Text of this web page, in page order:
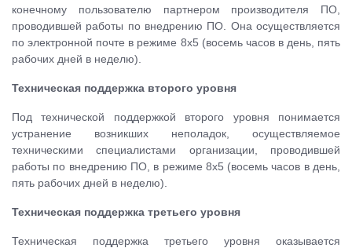
конечному пользователю партнером производителя ПО,
проводившей работы по внедрению ПО. Она осуществляется
по электронной почте в режиме 8х5 (восемь часов в день, пять
рабочих дней в неделю).
Техническая поддержка второго уровня
Под технической поддержкой второго уровня понимается
устранение возникших неполадок, осуществляемое
техническими специалистами организации, проводившей
работы по внедрению ПО, в режиме 8х5 (восемь часов в день,
пять рабочих дней в неделю).
Техническая поддержка третьего уровня
Техническая поддержка третьего уровня оказывается